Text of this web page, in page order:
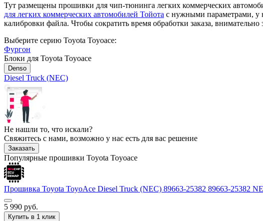
Тут размещены прошивки для чип-тюнинга легких коммерческих
для легких коммерческих автомобилей Тойота с нужными параметрами, у
калибровки файла. Чтобы сократить время обработки заказа,
Выберите серию Toyota Toyoace:
Фургон
Блоки для Toyota Toyoace
Denso
Diesel Truck (NEC)
Не нашли то, что искали?
Свяжитесь с нами, возможно у нас есть для вас решение
Заказать
Популярные прошивки Toyota Toyoace
Прошивка Toyota ToyoAce Diesel Truck (NEC) 89663-25382 89663-25382
5 990 руб.
Купить в 1 клик